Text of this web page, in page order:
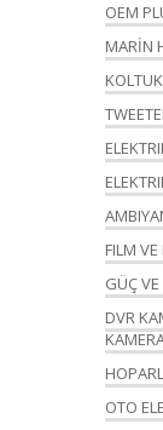
OEM
MARİN
FILM
GÜÇ
DVR
OTO